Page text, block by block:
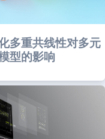
多重共线性对多元
型的影响